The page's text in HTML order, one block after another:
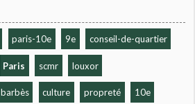
paris-10e 9e conseil-de-quartier
Paris scmr louxor
barbès culture propreté 10e